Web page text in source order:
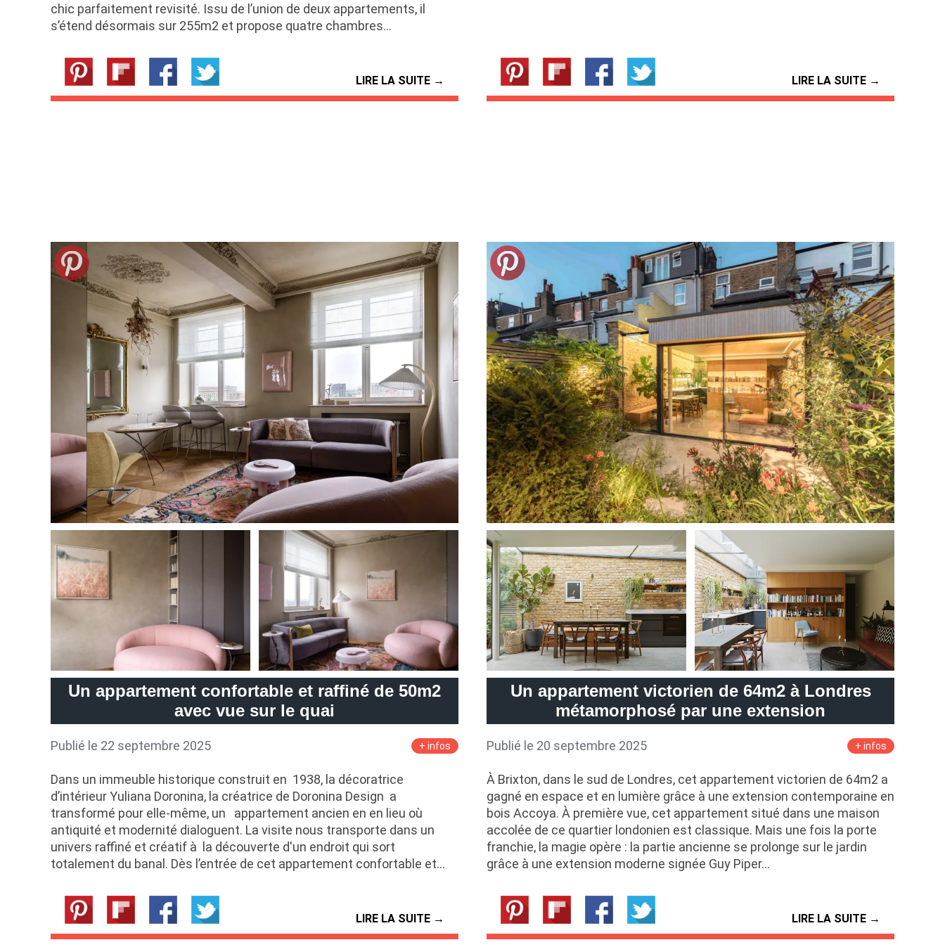
chic parfaitement revisité. Issu de l’union de deux appartements, il
s’étend désormais sur 255m2 et propose quatre chambres…
LIRE LA SUITE → LIRE LA SUITE →
Un appartement confortable et raffiné de 50m2
avec vue sur le quai
Publié le 22 septembre 2025 + infos
Dans un immeuble historique construit en 1938, la décoratrice
d’intérieur Yuliana Doronina, la créatrice de Doronina Design a
transformé pour elle-même, un appartement ancien en en lieu où
antiquité et modernité dialoguent. La visite nous transporte dans un
univers raffiné et créatif à la découverte d'un endroit qui sort
totalement du banal. Dès l’entrée de cet appartement confortable et…
LIRE LA SUITE →
Un appartement victorien de 64m2 à Londres
métamorphosé par une extension
Publié le 20 septembre 2025 + infos
À Brixton, dans le sud de Londres, cet appartement victorien de 64m2 a
gagné en espace et en lumière grâce à une extension contemporaine en
bois Accoya. À première vue, cet appartement situé dans une maison
accolée de ce quartier londonien est classique. Mais une fois la porte
franchie, la magie opère : la partie ancienne se prolonge sur le jardin
grâce à une extension moderne signée Guy Piper…
LIRE LA SUITE →